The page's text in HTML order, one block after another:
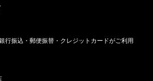
行振込・郵便振替・クレジットカードがご利用